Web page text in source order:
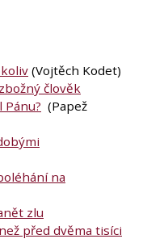
(Vojtěch Kodet)
člověk
Pánu? (Papež
na
zlu
před dvěma tisíci